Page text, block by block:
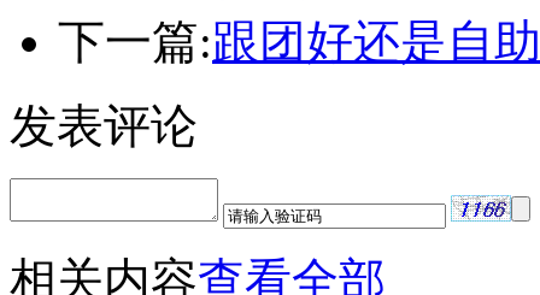
下一篇:跟团好还是自
发表评论
相关内容查看全部